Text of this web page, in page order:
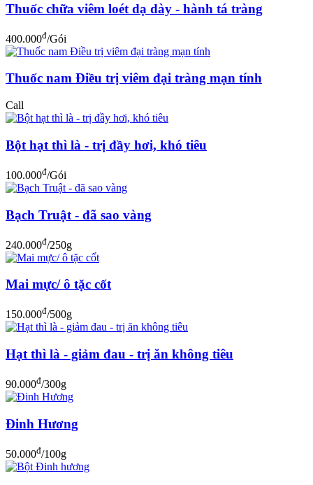
Thuốc chữa viêm loét dạ dày - hành tá tràng
400.000đ/Gói
Thuốc nam Điều trị viêm đại tràng mạn tính
Call
Bột hạt thì là - trị đầy hơi, khó tiêu
100.000đ/Gói
Bạch Truật - đã sao vàng
240.000đ/250g
Mai mực/ ô tặc cốt
150.000đ/500g
Hạt thì là - giảm đau - trị ăn không tiêu
90.000đ/300g
Đinh Hương
50.000đ/100g